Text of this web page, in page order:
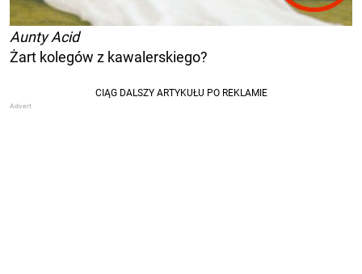
Aunty Acid
Żart kolegów z kawalerskiego?